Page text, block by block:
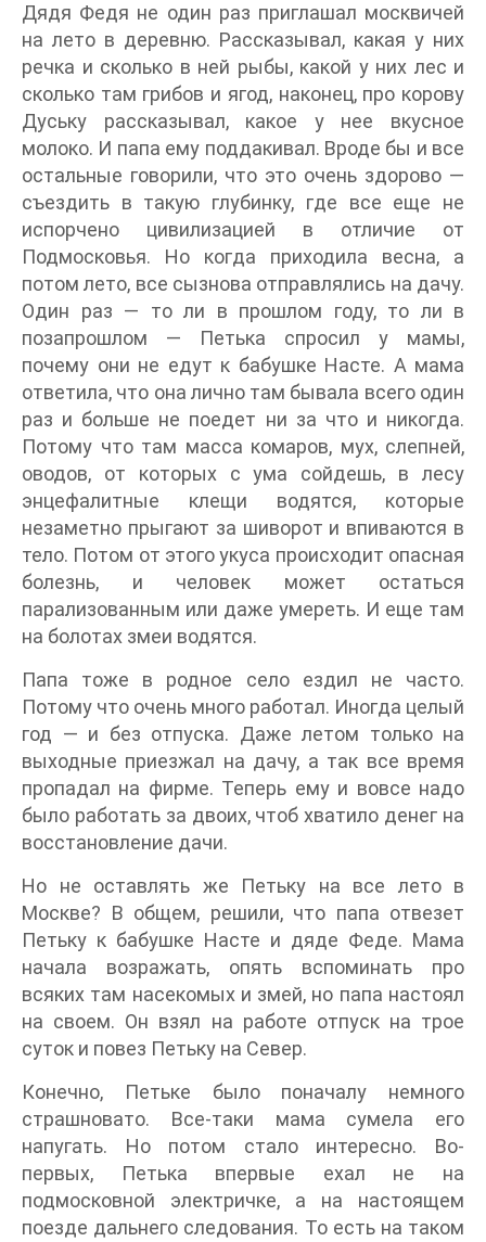
Дядя Федя не один раз приглашал москвичей
на лето в деревню. Рассказывал, какая у них
речка и сколько в ней рыбы, какой у них лес и
сколько там грибов и ягод, наконец, про корову
Дуську рассказывал, какое у нее вкусное
молоко. И папа ему поддакивал. Вроде бы и все
остальные говорили, что это очень здорово —
съездить в такую глубинку, где все еще не
испорчено цивилизацией в отличие от
Подмосковья. Но когда приходила весна, а
потом лето, все сызнова отправлялись на дачу.
Один раз — то ли в прошлом году, то ли в
позапрошлом — Петька спросил у мамы,
почему они не едут к бабушке Насте. А мама
ответила, что она лично там бывала всего один
раз и больше не поедет ни за что и никогда.
Потому что там масса комаров, мух, слепней,
оводов, от которых с ума сойдешь, в лесу
энцефалитные клещи водятся, которые
незаметно прыгают за шиворот и впиваются в
тело. Потом от этого укуса происходит опасная
болезнь, и человек может остаться
парализованным или даже умереть. И еще там
на болотах змеи водятся.
Папа тоже в родное село ездил не часто.
Потому что очень много работал. Иногда целый
год — и без отпуска. Даже летом только на
выходные приезжал на дачу, а так все время
пропадал на фирме. Теперь ему и вовсе надо
было работать за двоих, чтоб хватило денег на
восстановление дачи.
Но не оставлять же Петьку на все лето в
Москве? В общем, решили, что папа отвезет
Петьку к бабушке Насте и дяде Феде. Мама
начала возражать, опять вспоминать про
всяких там насекомых и змей, но папа настоял
на своем. Он взял на работе отпуск на трое
суток и повез Петьку на Север.
Конечно, Петьке было поначалу немного
страшновато. Все-таки мама сумела его
напугать. Но потом стало интересно. Во-
первых, Петька впервые ехал не на
подмосковной электричке, а на настоящем
поезде дальнего следования. То есть на таком